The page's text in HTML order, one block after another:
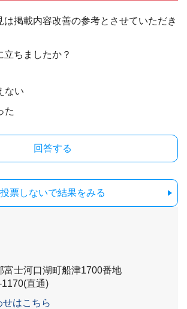
は掲載内容改善の参考とさせていただき
立ちましたか？
ない
た
投票しないで結果をみる
富士河口湖町船津1700番地
直通)
せはこちら